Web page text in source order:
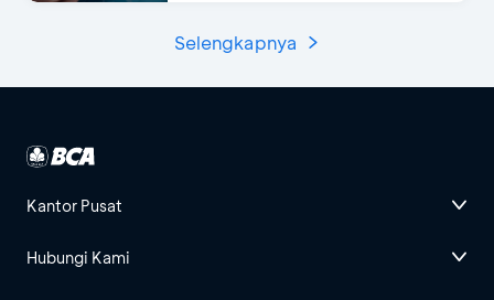
Selengkapnya
Kantor Pusat
Hubungi Kami